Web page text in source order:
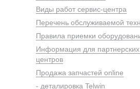
Виды работ сервис-центра
Перечень обслуживаемой
Правила приемки
Информация для
центров
Продажа запчастей online
- деталировка Telwin